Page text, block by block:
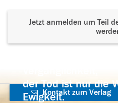
Jetzt anmelden um Teil
der Tod ist nur die
Ewigkeit.
Kontakt zum Verlag